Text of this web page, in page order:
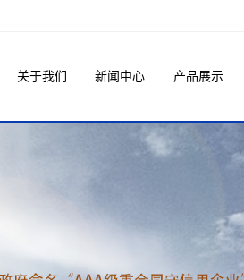
关于我们 新闻中心 产品展示